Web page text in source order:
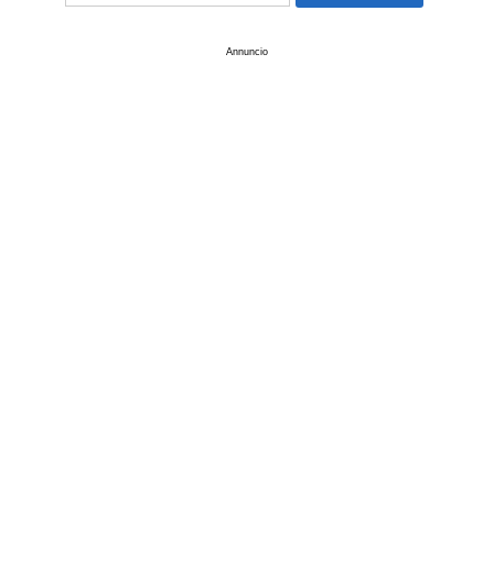
Annuncio